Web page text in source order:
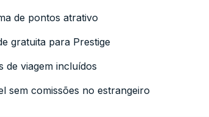
de pontos atrativo
gratuita para Prestige
de viagem incluídos
sem comissões no estrangeiro